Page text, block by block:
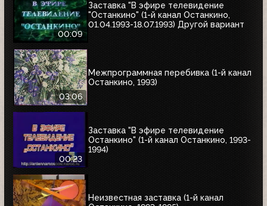
00:09
Заставка "В эфире телевидение
"Останкино" (1-й канал Останкино,
01.04.1993-18.07.1993) Другой вариант
03:06
Межпрограммная перебивка (1-й канал
Останкино, 1993)
00:23
Заставка "В эфире телевидение
Останкино" (1-й канал Останкино, 1993-
1994)
Неизвестная заставка (1-й канал